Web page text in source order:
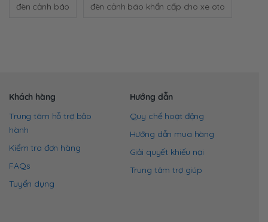
đèn cảnh báo đèn cảnh báo khẩn cấp cho xe oto
Khách hàng
Trung tâm hỗ trợ bảo
hành
Kiểm tra đơn hàng
FAQs
Tuyển dụng
Hướng dẫn
Quy chế hoạt động
Hướng dẫn mua hàng
Giải quyết khiếu nại
Trung tâm trợ giúp